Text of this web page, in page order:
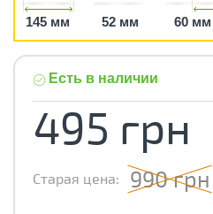
145 мм 52 мм 60 мм
Есть в наличии
495 грн
Старая цена: 990 грн